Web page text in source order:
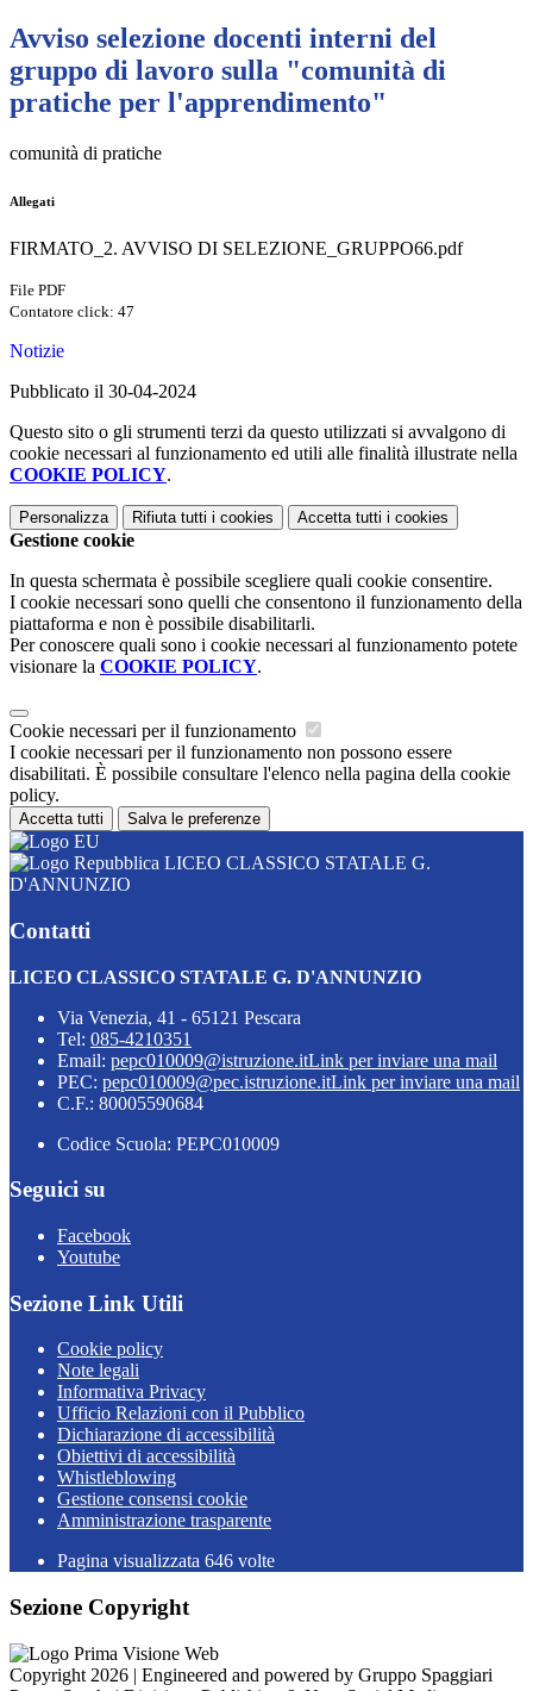
Avviso selezione docenti interni del
gruppo di lavoro sulla "comunità di
pratiche per l'apprendimento"
comunità di pratiche
Allegati
FIRMATO_2. AVVISO DI SELEZIONE_GRUPPO66.pdf
File PDF
Contatore click: 47
Notizie
Pubblicato il 30-04-2024
Questo sito o gli strumenti terzi da questo utilizzati si avvalgono di
cookie necessari al funzionamento ed utili alle finalità illustrate nella
COOKIE POLICY.
Personalizza Rifiuta tutti i cookies Accetta tutti i cookies
Gestione cookie
In questa schermata è possibile scegliere quali cookie consentire.
I cookie necessari sono quelli che consentono il funzionamento della
piattaforma e non è possibile disabilitarli.
Per conoscere quali sono i cookie necessari al funzionamento potete
visionare la COOKIE POLICY.
Cookie necessari per il funzionamento
I cookie necessari per il funzionamento non possono essere
disabilitati. È possibile consultare l'elenco nella pagina della cookie
policy.
Accetta tutti Salva le preferenze
LICEO CLASSICO STATALE G.
D'ANNUNZIO
Contatti
LICEO CLASSICO STATALE G. D'ANNUNZIO
Via Venezia, 41 - 65121 Pescara
Tel: 085-4210351
Email: pepc010009@istruzione.itLink per inviare una mail
PEC: pepc010009@pec.istruzione.itLink per inviare una mail
C.F.: 80005590684
Codice Scuola: PEPC010009
Seguici su
Facebook
Youtube
Sezione Link Utili
Cookie policy
Note legali
Informativa Privacy
Ufficio Relazioni con il Pubblico
Dichiarazione di accessibilità
Obiettivi di accessibilità
Whistleblowing
Gestione consensi cookie
Amministrazione trasparente
Pagina visualizzata 646 volte
Sezione Copyright
Copyright 2026 | Engineered and powered by Gruppo Spaggiari